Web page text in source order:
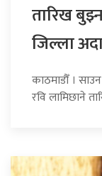
तारिख
जिल्ला
काठमाडौँ । साउन
रवि लामिछाने